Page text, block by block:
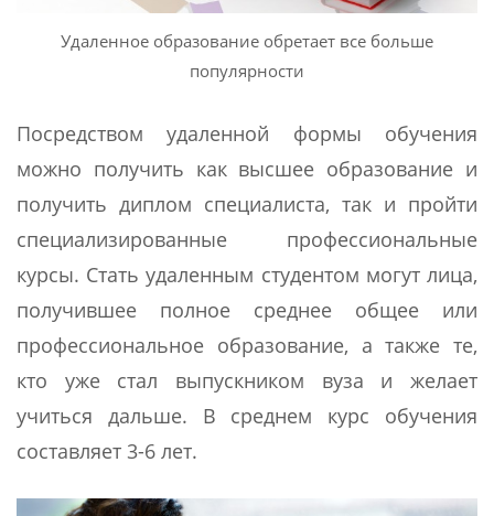
Удаленное образование обретает все больше
популярности
Посредством удаленной формы обучения
можно получить как высшее образование и
получить диплом специалиста, так и пройти
специализированные профессиональные
курсы. Стать удаленным студентом могут лица,
получившее полное среднее общее или
профессиональное образование, а также те,
кто уже стал выпускником вуза и желает
учиться дальше. В среднем курс обучения
составляет 3-6 лет.